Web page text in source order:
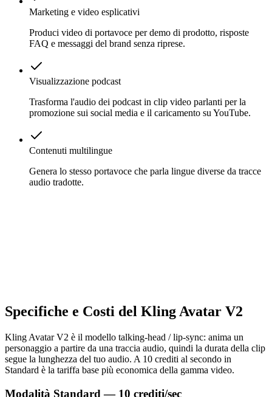
Marketing e video esplicativi
Produci video di portavoce per demo di prodotto, risposte
FAQ e messaggi del brand senza riprese.
Visualizzazione podcast
Trasforma l'audio dei podcast in clip video parlanti per la
promozione sui social media e il caricamento su YouTube.
Contenuti multilingue
Genera lo stesso portavoce che parla lingue diverse da tracce
audio tradotte.
Specifiche e Costi del Kling Avatar V2
Kling Avatar V2 è il modello talking-head / lip-sync: anima un
personaggio a partire da una traccia audio, quindi la durata della clip
segue la lunghezza del tuo audio. A 10 crediti al secondo in
Standard è la tariffa base più economica della gamma video.
Modalità Standard — 10 crediti/sec